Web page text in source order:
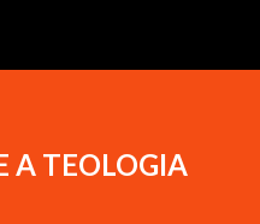
A TEOLOGIA